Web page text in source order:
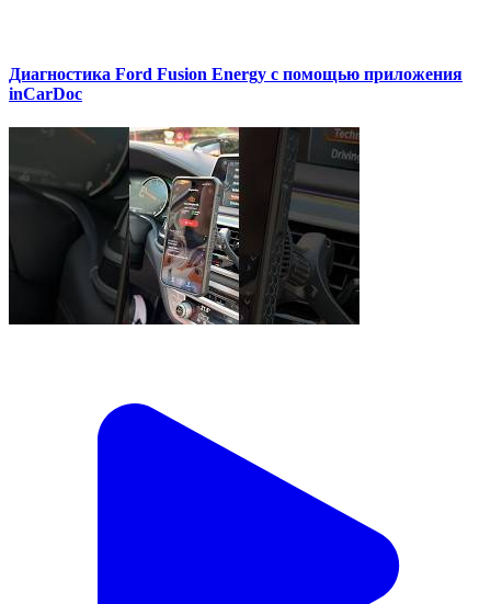
Диагностика Ford Fusion Energy с помощью приложения
inCarDoc